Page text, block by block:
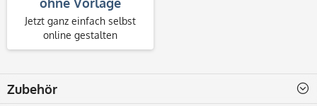
Jetzt ganz einfach selbst
online gestalten
Zubehör